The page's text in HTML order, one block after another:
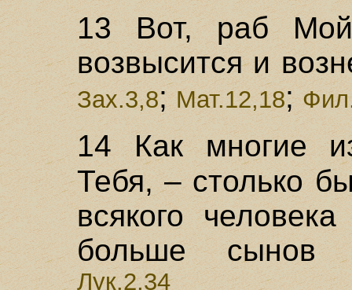
13 Вот, раб Мой
возвысится и
Зах.3,8; Мат.12,18;
14 Как многие
Тебя, – столько
всякого
больше сынов
Лук.2,34